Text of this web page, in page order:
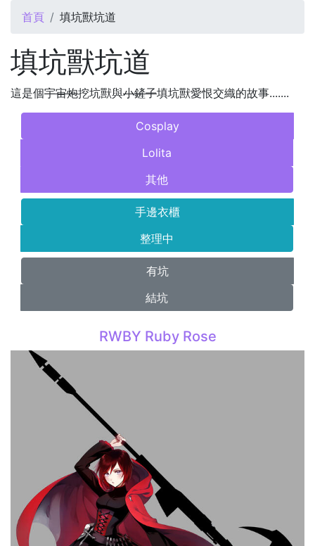
您在這裡
首頁 填坑獸坑道
填坑獸坑道
這是個宇宙炮挖坑獸與小鏟子填坑獸愛恨交織的故事.......
Cosplay
Lolita
其他
手邊衣櫃
整理中
有坑
結坑
RWBY Ruby Rose